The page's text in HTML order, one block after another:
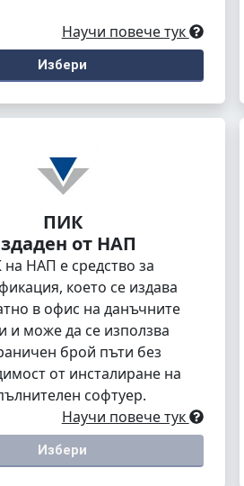
Научи повече тук
Избери
ПИК
от НАП
НАП е средство за
което се издава
в офис на данъчните
и може да се използва
брой пъти без
от инсталиране на
софтуер.
Научи повече тук
Избери